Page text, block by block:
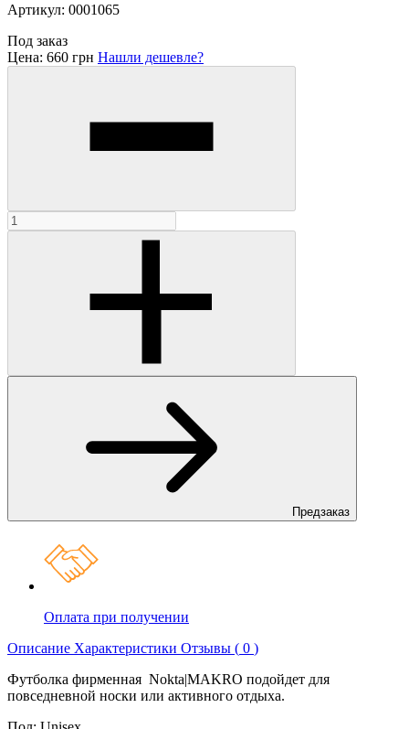
Артикул: 0001065
Под заказ
Цена: 660 грн Нашли дешевле?
Предзаказ
Оплата при получении
Описание Характеристики Отзывы ( 0 )
Футболка фирменная Nokta|MAKRO подойдет для
повседневной носки или активного отдыха.